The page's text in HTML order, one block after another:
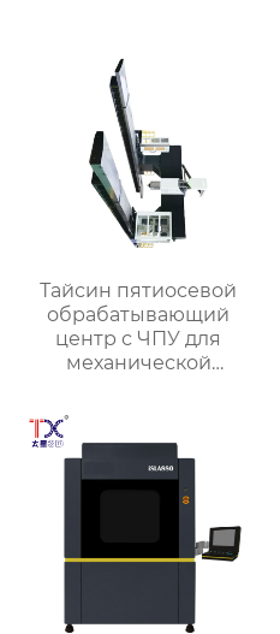
Тайсин пятиосевой
обрабатывающий
центр с ЧПУ для
механической